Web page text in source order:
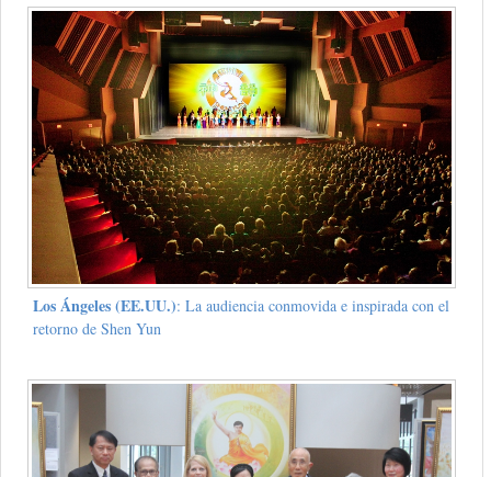
Los Ángeles (EE.UU.): La audiencia conmovida e inspirada con el
retorno de Shen Yun